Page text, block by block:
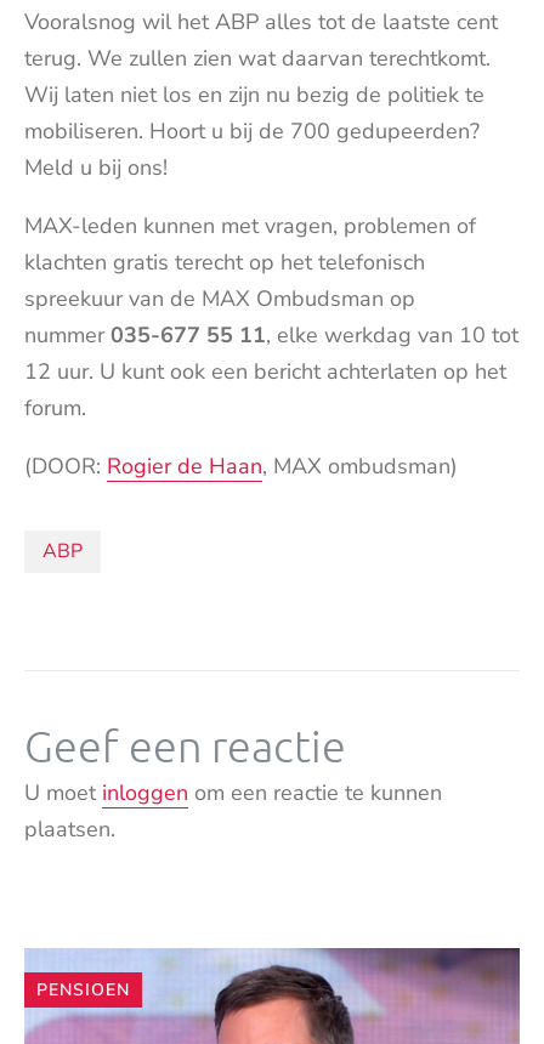
Vooralsnog wil het ABP alles tot de laatste cent
terug. We zullen zien wat daarvan terechtkomt.
Wij laten niet los en zijn nu bezig de politiek te
mobiliseren. Hoort u bij de 700 gedupeerden?
Meld u bij ons!
MAX-leden kunnen met vragen, problemen of
klachten gratis terecht op het telefonisch
spreekuur van de MAX Ombudsman op
nummer035-677 55 11, elke werkdag van 10 tot
12 uur. U kunt ook een bericht achterlaten op het
forum.
(DOOR: Rogier de Haan, MAX ombudsman)
Onderwerpen:
ABP
Geef een reactie
U moet inloggen om een reactie te kunnen
plaatsen.
Andere
artikelen
PENSIOEN